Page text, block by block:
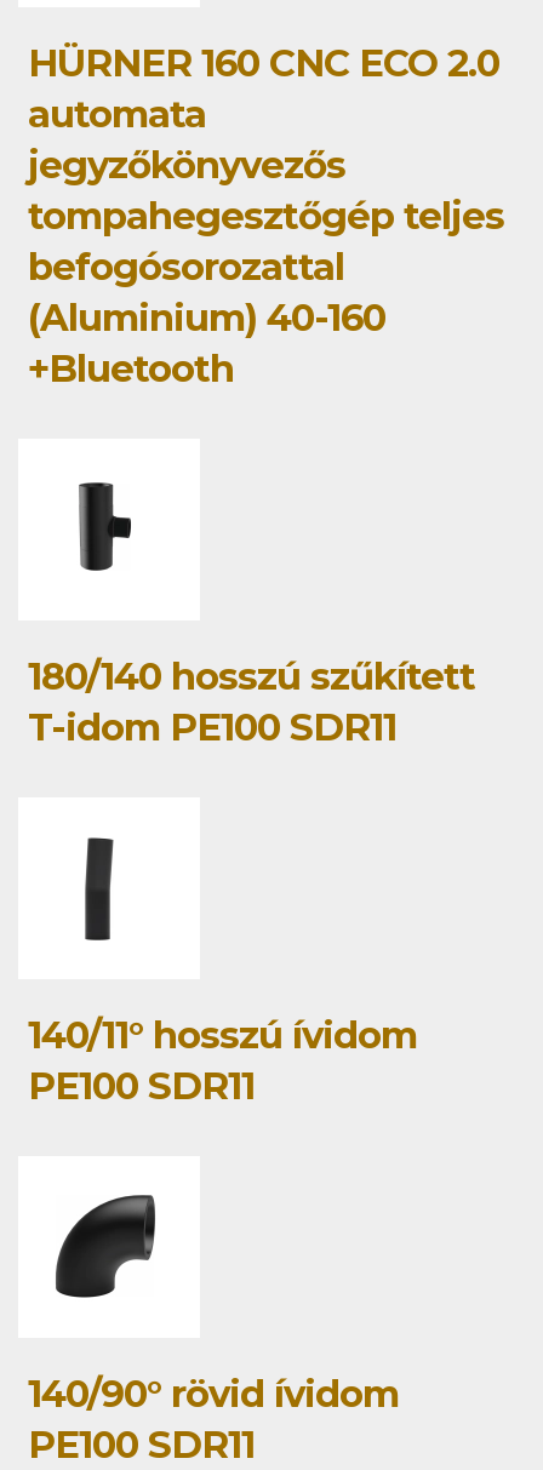
HÜRNER 160 CNC ECO 2.0
automata
jegyzőkönyvezős
tompahegesztőgép teljes
befogósorozattal
(Aluminium) 40-160
+Bluetooth
180/140 hosszú szűkített
T-idom PE100 SDR11
140/11° hosszú ívidom
PE100 SDR11
140/90° rövid ívidom
PE100 SDR11